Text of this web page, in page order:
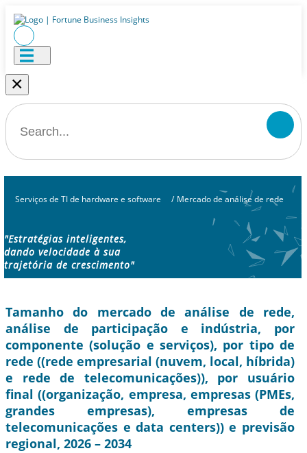
×
Serviços de TI de hardware e software / Mercado de análise de rede
"Estratégias inteligentes,
dando velocidade à sua
trajetória de crescimento"
Tamanho do mercado de análise de rede,
análise de participação e indústria, por
componente (solução e serviços), por tipo de
rede ((rede empresarial (nuvem, local, híbrida)
e rede de telecomunicações)), por usuário
final ((organização, empresa, empresas (PMEs,
grandes empresas), empresas de
telecomunicações e data centers)) e previsão
regional, 2026 – 2034